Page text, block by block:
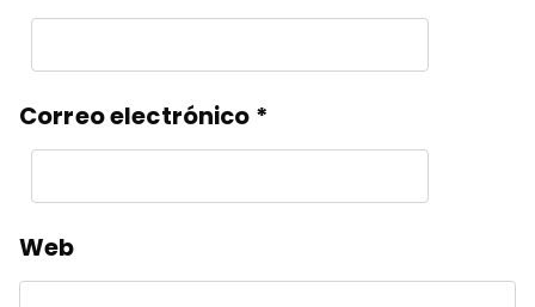
Correo electrónico *
Web